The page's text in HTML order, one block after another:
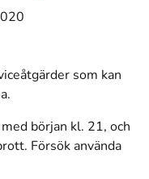
som kan
början kl. 21, och
Försök använda